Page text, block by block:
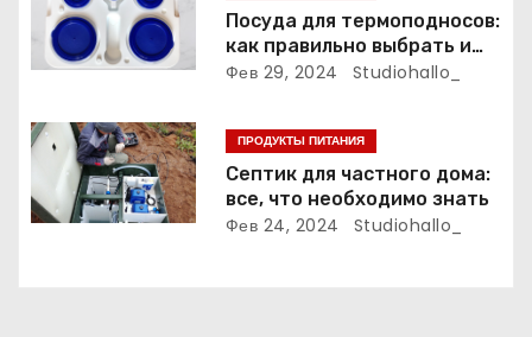
а
п
и
я
Посуда для термоподносов:
как правильно выбрать и
использовать
Фев 29, 2024 Studiohallo_
ПРОДУКТЫ ПИТАНИЯ
Септик для частного дома:
все, что необходимо знать
Фев 24, 2024 Studiohallo_